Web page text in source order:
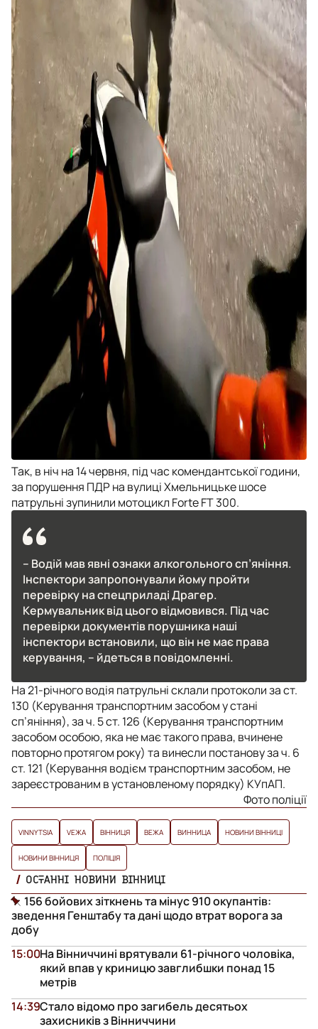
Так, в ніч на 14 червня, під час комендантської години,
за порушення ПДР на вулиці Хмельницьке шосе
патрульні зупинили мотоцикл Forte FT 300.
– Водій мав явні ознаки алкогольного сп’яніння.
Інспектори запропонували йому пройти
перевірку на спецприладі Драгер.
Кермувальник від цього відмовився. Під час
перевірки документів порушника наші
інспектори встановили, що він не має права
керування, – йдеться в повідомленні.
На 21-річного водія патрульні склали протоколи за ст.
130 (Керування транспортним засобом у стані
сп’яніння), за ч. 5 ст. 126 (Керування транспортним
засобом особою, яка не має такого права, вчинене
повторно протягом року) та винесли постанову за ч. 6
ст. 121 (Керування водієм транспортним засобом, не
зареєстрованим в установленому порядку) КУпАП.
Фото поліції
VINNYTSIA VЕЖА ВІННИЦЯ ВЕЖА ВИННИЦА НОВИНИ ВІННИЦІ
НОВИНИ ВІННИЦЯ ПОЛІЦІЯ
ОСТАННІ НОВИНИ ВІННИЦІ
156 бойових зіткнень та мінус 910 окупантів:
зведення Генштабу та дані щодо втрат ворога за
добу
На Вінниччині врятували 61-річного чоловіка,
який впав у криницю завглибшки понад 15
метрів
15:00
Стало відомо про загибель десятьох
захисників з Вінниччини
14:39